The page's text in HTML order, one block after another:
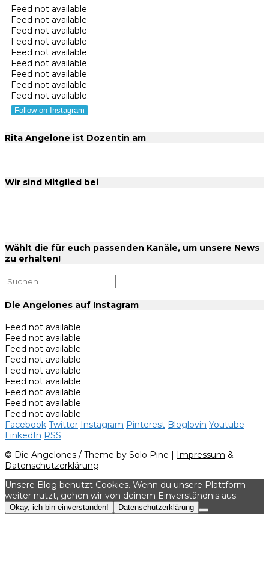
Feed not available
Feed not available
Feed not available
Feed not available
Feed not available
Feed not available
Feed not available
Feed not available
Feed not available
Follow on Instagram
Rita Angelone ist Dozentin am
Wir sind Mitglied bei
Wählt die für euch passenden Kanäle, um unsere News
zu erhalten!
Die Angelones auf Instagram
Feed not available
Feed not available
Feed not available
Feed not available
Feed not available
Feed not available
Feed not available
Feed not available
Feed not available
Facebook Twitter Instagram Pinterest Bloglovin Youtube
LinkedIn RSS
© Die Angelones / Theme by Solo Pine | Impressum &
Datenschutzerklärung
Unsere Blog benutzt Cookies. Wenn du unsere Plattform
weiter nutzt, gehen wir von deinem Einverständnis aus.
Okay, ich bin einverstanden! Datenschutzerklärung